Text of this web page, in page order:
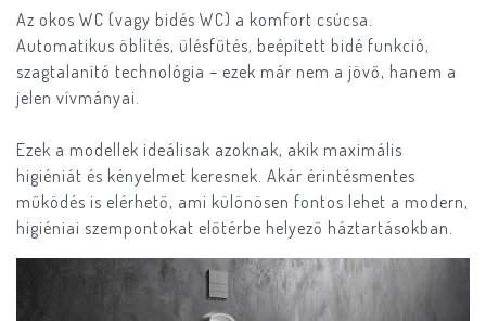
Az okos WC (vagy bidés WC) a komfort csúcsa.
Automatikus öblítés, ülésfűtés, beépített bidé funkció,
szagtalanító technológia – ezek már nem a jövő, hanem a
jelen vívmányai.
Ezek a modellek ideálisak azoknak, akik maximális
higiéniát és kényelmet keresnek. Akár érintésmentes
működés is elérhető, ami különösen fontos lehet a modern,
higiéniai szempontokat előtérbe helyező háztartásokban.